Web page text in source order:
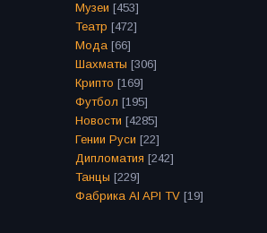
Музеи [453]
Театр [472]
Мода [66]
Шахматы [306]
Крипто [169]
Футбол [195]
Новости [4285]
Гении Руси [22]
Дипломатия [242]
Танцы [229]
Фабрика AI API TV [19]